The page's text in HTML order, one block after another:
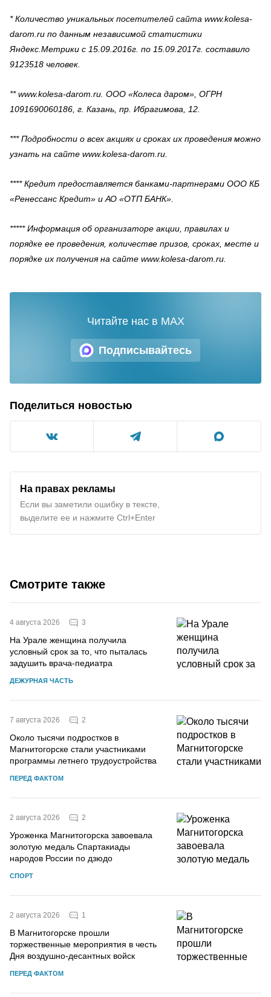
* Количество уникальных посетителей сайта www.kolesa-
darom.ru по данным независимой статистики
Яндекс.Метрики с 15.09.2016г. по 15.09.2017г. составило
9123518 человек.
** www.kolesa-darom.ru. ООО «Колеса даром», ОГРН
1091690060186, г. Казань, пр. Ибрагимова, 12.
*** Подробности о всех акциях и сроках их проведения можно
узнать на сайте www.kolesa-darom.ru.
**** Кредит предоставляется банками-партнерами ООО КБ
«Ренессанс Кредит» и АО «ОТП БАНК».
***** Информация об организаторе акции, правилах и
порядке ее проведения, количестве призов, сроках, месте и
порядке их получения на сайте www.kolesa-darom.ru.
Подписывайтесь
Читайте нас в MAX
Поделиться новостью
На правах рекламы
Если вы заметили ошибку в тексте,
выделите ее и нажмите Ctrl+Enter
Смотрите также
4 августа 2026 3
На Урале женщина получила
условный срок за то, что пыталась
задушить врача-педиатра
ДЕЖУРНАЯ ЧАСТЬ
7 августа 2026 2
Около тысячи подростков в
Магнитогорске стали участниками
программы летнего трудоустройства
ПЕРЕД ФАКТОМ
2 августа 2026 2
Уроженка Магнитогорска завоевала
золотую медаль Спартакиады
народов России по дзюдо
СПОРТ
2 августа 2026 1
В Магнитогорске прошли
торжественные мероприятия в честь
Дня воздушно-десантных войск
ПЕРЕД ФАКТОМ